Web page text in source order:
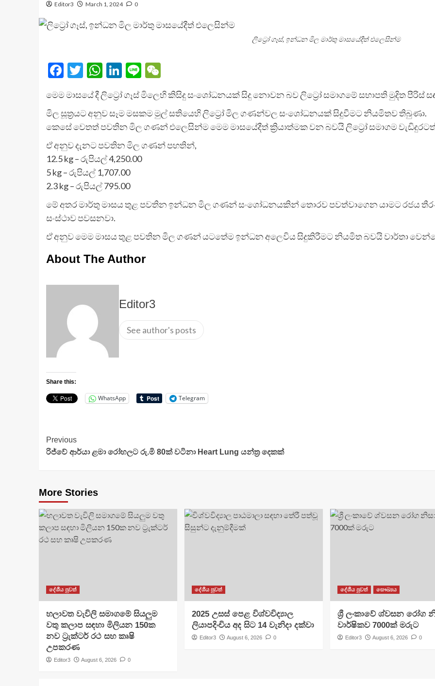
Editor3 March 1, 2024 0
ලිට්‍රෝ ගෑස්, ඉන්ධන මිල මාර්තු මාසයේදීත් එලෙසින්ම
Facebook
Twitter
WhatsApp
LinkedIn
LineWeChat
මෙම මාසයේ දී ලිට්‍රෝ ගෑස් මිලෙහි කිසිදු සංශෝධනයක් සිදු නොවන බව ලිට්‍රෝ සමාගමේ සභාපති මුදිත පීරිස්
මිල සූත්‍රයට අනුව සෑම මසකම මුල් සතියෙහි ලිට්‍රෝ මිල ගණන්වල සංශෝධනයක් සිදුවීමට නියමිතව තිබුණා.
කෙසේ වෙතත් පවතින මිල ගණන් එලෙසින්ම මෙම මාසයේදීත් ක්‍රියාත්මක වන බවයි ලිට්‍රෝ සමාගම
ඒ අනුව දැනට පවතින මිල ගණන් පහතින්,
12.5 kg – රුපියල් 4,250.00
5 kg – රුපියල් 1,707.00
2.3 kg – රුපියල් 795.00
මේ අතර මාර්තු මාසය තුළ පවතින ඉන්ධන මිල ගණන් සංශෝධනයකින් තොරව පවත්වාගෙන යාමට රජය
සංස්ථාව පවසනවා.
ඒ අනුව මෙම මාසය තුළ පවතින මිල ගණන් යටතේම ඉන්ධන අලෙවිය සිදුකිරීමට නියමිත බවයි වාර්තා
About The Author
Editor3
See author's posts
Share this:
WhatsApp Telegram
Continue
Reading
Previous
රිජ්වේ ආර්යා ළමා රෝහලට රු.මි 80ක් වටිනා Heart Lung යන්ත්‍ර දෙකක්
More Stories
දේශීය පුවත්
හලාවත වැවිලි සමාගමේ සියලුම
වතු කලාප සඳහා මිලියන 150ක
නව ට්‍රැක්ටර් රථ සහ කෘෂි
උපකරණ
Editor3 August 6, 2026 0
දේශීය පුවත්
​2025 උසස් පෙළ විශ්වවිද්‍යාල
ලියාපදිංචිය අද සිට 14 වැනිදා දක්වා
Editor3 August 6, 2026 0
දේශීය පුවත් සෞඛ්‍යය
ශ්‍රී ලංකාවේ ශ්වසන රෝග
වාර්ෂිකව 7000ක් මරුට
Editor3 August 6, 2026 0